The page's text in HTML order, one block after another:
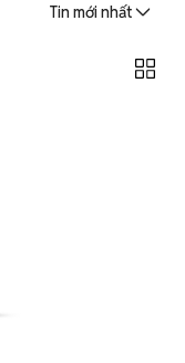
Tin mới nhất